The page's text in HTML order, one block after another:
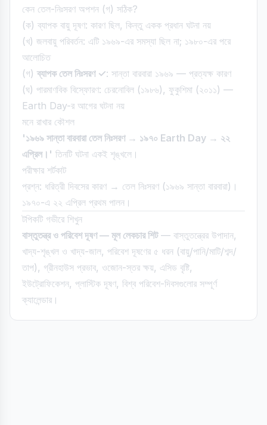
কেন তেল-নিঃসরণ অপশন (গ) সঠিক?
(ক) ব্যাপক বায়ু দূষণ: কারণ ছিল, কিন্তু একক প্রধান ঘটনা নয়
(খ) জলবায়ু পরিবর্তন: এটি ১৯৬৯-এর সমস্যা ছিল না; ১৯৮০-এর পরে
আলোচিত
(গ) ব্যাপক তেল নিঃসরণ ✓: সান্তা বারবারা ১৯৬৯ — প্রত্যক্ষ কারণ
(ঘ) পারমাণবিক বিস্ফোরণ: চেরনোবিল (১৯৮৬), ফুকুশিমা (২০১১) —
Earth Day-র আগের ঘটনা নয়
মনে রাখার কৌশল
'১৯৬৯ সান্তা বারবারা তেল নিঃসরণ → ১৯৭০ Earth Day → ২২
এপ্রিল।' তিনটি ঘটনা একই শৃঙ্খলে।
পরীক্ষার শর্টকাট
প্রশ্ন: ধরিত্রী দিবসের কারণ → তেল নিঃসরণ (১৯৬৯ সান্তা বারবারা)।
১৯৭০-এ ২২ এপ্রিল প্রথম পালন।
টপিকটি গভীরে শিখুন
বাস্তুতন্ত্র ও পরিবেশ দূষণ — মূল লেকচার শিট— বাস্তুতন্ত্রের উপাদান,
খাদ্য-শৃঙ্খল ও খাদ্য-জাল, পরিবেশ দূষণের ৫ ধরন (বায়ু/পানি/মাটি/শব্দ/
তাপ), গ্রীনহাউস প্রভাব, ওজোন-স্তর ক্ষয়, এসিড বৃষ্টি,
ইউট্রোফিকেশন, প্লাস্টিক দূষণ, বিশ্ব পরিবেশ-দিবসগুলোর সম্পূর্ণ
ক্যালেন্ডার।